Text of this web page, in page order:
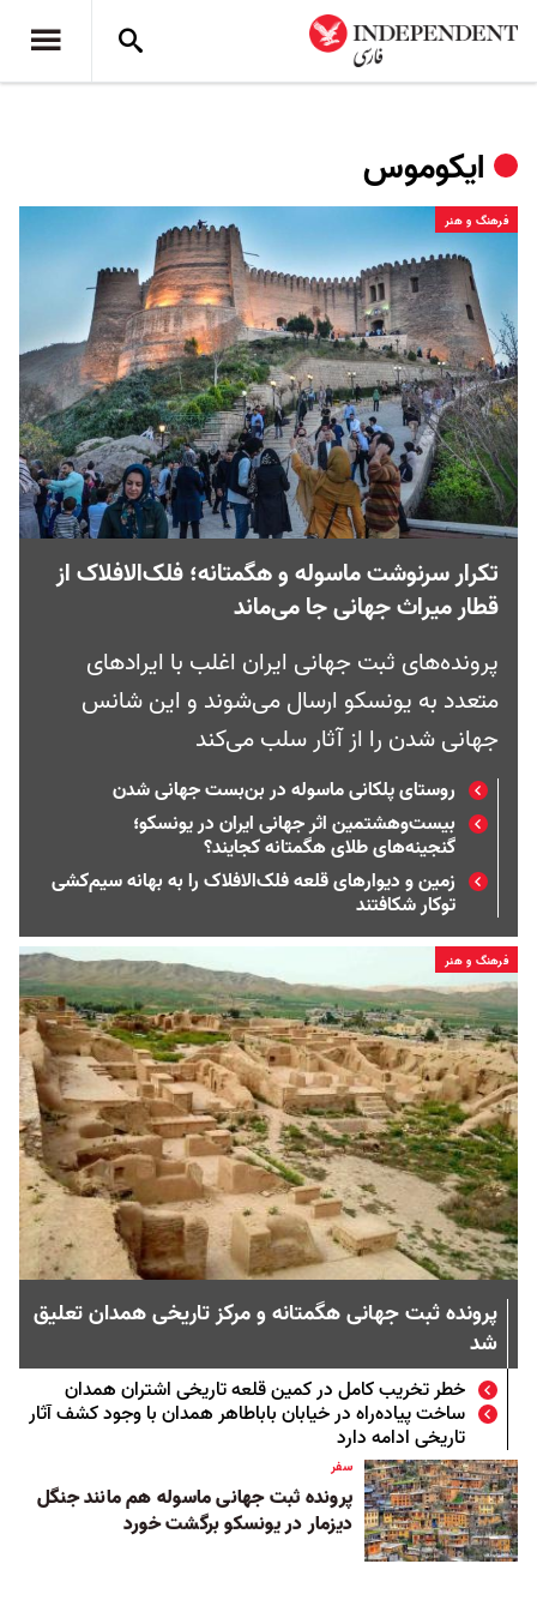
ایکوموس
فرهنگ و هنر
تکرار سرنوشت ماسوله و هگمتانه؛ فلک‌الافلاک از
قطار میراث جهانی جا می‌ماند
پرونده‌های ثبت جهانی ایران اغلب با ایرادهای
متعدد به یونسکو ارسال می‌شوند و این شانس
جهانی شدن را از آثار سلب می‌کند
روستای پلکانی ماسوله در بن‌بست جهانی شدن
بیست‌وهشتمین اثر جهانی ایران در یونسکو؛
گنجینه‌های طلای هگمتانه کجایند؟
زمین و دیوارهای قلعه فلک‌الافلاک را به بهانه سیم‌کشی
توکار شکافتند
فرهنگ و هنر
پرونده ثبت جهانی هگمتانه و مرکز تاریخی همدان تعلیق
شد
خطر تخریب کامل در کمین قلعه تاریخی اشتران همدان
ساخت پیاده‌راه در خیابان بابا‌طاهر همدان با وجود کشف آثار
تاریخی ادامه دارد
سفر
پرونده ثبت جهانی ماسوله هم مانند جنگل
دیزمار در یونسکو برگشت خورد